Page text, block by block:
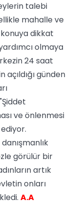
talebi
mahalle ve
dikkat
olmaya
24 saat
günden
ve önlenmesi
görülür bir
artık
onları
A.A